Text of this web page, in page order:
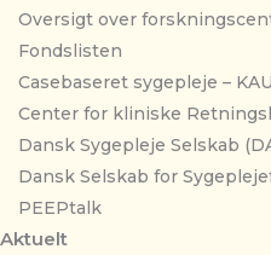
Oversigt over
Fondslisten
Casebaseret sygepleje –
Center for kliniske
Dansk Sygepleje Selskab
Dansk Selskab for
PEEPtalk
Aktuelt